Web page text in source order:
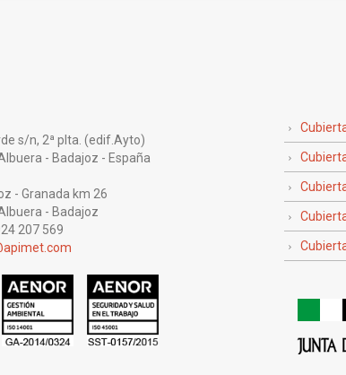
s/n, 2ª plta. (edif.Ayto)
- Badajoz - España
- Granada km 26
- Badajoz
207 569